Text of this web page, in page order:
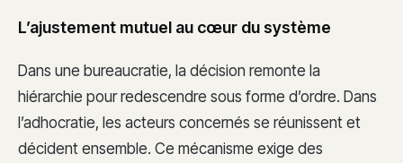
L’ajustement mutuel au cœur du système
Dans une bureaucratie, la décision remonte la
hiérarchie pour redescendre sous forme d’ordre. Dans
l’adhocratie, les acteurs concernés se réunissent et
décident ensemble. Ce mécanisme exige des